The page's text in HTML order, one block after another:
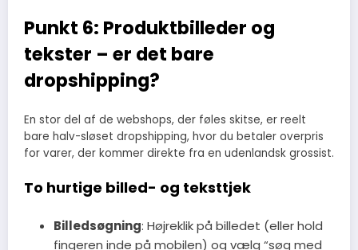
Punkt 6: Produktbilleder og
tekster – er det bare
dropshipping?
En stor del af de webshops, der føles skitse, er reelt
bare halv-sløset dropshipping, hvor du betaler overpris
for varer, der kommer direkte fra en udenlandsk grossist.
To hurtige billed- og teksttjek
Billedsøgning: Højreklik på billedet (eller hold
fingeren inde på mobilen) og vælg “søg med